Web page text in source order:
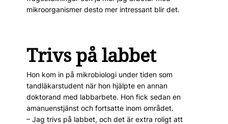
mikroorganismer desto mer intressant blir det.
Trivs på labbet
Hon kom in på mikrobiologi under tiden som
tandläkarstudent när hon hjälpte en annan
doktorand med labbarbete. Hon fick sedan en
amanuenstjänst och fortsatte inom området.
– Jag trivs på labbet, och det är extra roligt att